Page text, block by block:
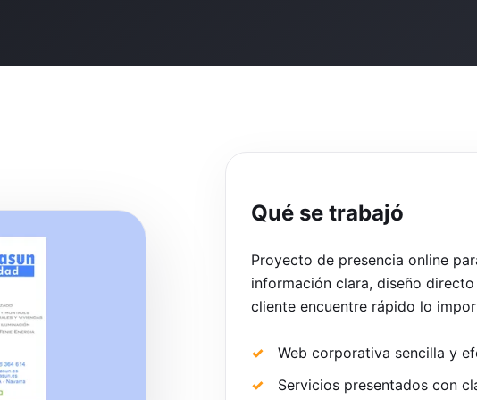
Qué se trabajó
Proyecto de presencia online
información clara, diseño
cliente encuentre rápido lo
Web corporativa sencilla y
Servicios presentados con